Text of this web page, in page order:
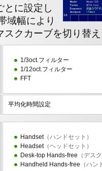
とに設定し
域幅により
スクカーブを切り替
1/3oct.フィルター
1/12oct.フィルター
FFT
平均化時間設定
Handset（ハンドセット）
Headset（ヘッドセット）
Desk-top Hands-free （デス
Handheld Hands-free （ハ